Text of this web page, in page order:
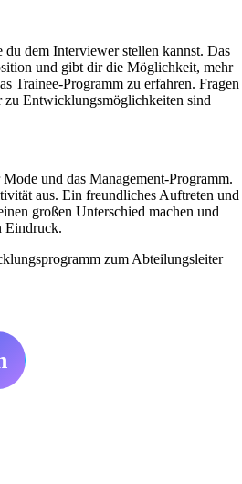
du dem Interviewer stellen kannst. Das
und gibt dir die Möglichkeit, mehr
Trainee-Programm zu erfahren. Fragen
zu Entwicklungsmöglichkeiten sind
und das Management-Programm.
aus. Ein freundliches Auftreten und
großen Unterschied machen und
Eindruck.
zum Abteilungsleiter